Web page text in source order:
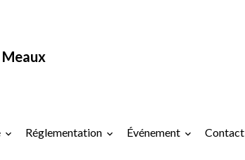
Réglementation Événement Contact